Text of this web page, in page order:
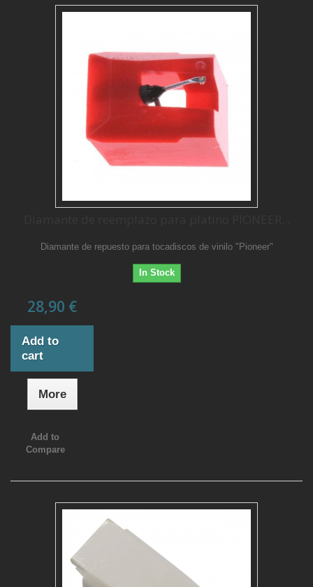
Diamante de repuesto para tocadiscos de vinilo "Pioneer"
In Stock
28,90 €
Add to
cart
More
Add to
Compare